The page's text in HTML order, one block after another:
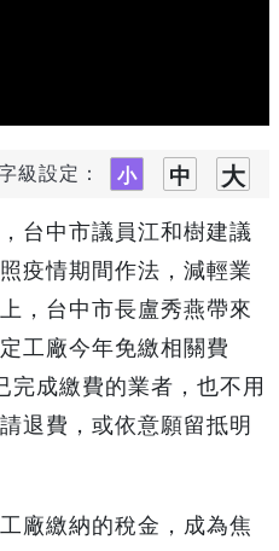
級設定：
台中市議員江和樹建議
疫情期間作法，減輕業
，台中市長盧秀燕帶來
工廠今年免繳相關費
完成繳費的業者，也不用
退費，或依意願留抵明
廠繳納的稅金，成為焦